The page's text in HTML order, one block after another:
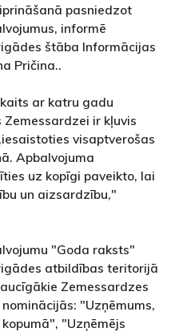
pasniedzot
informē
štāba Informācijas
Pričina..
ar katru gadu
ir kļuvis
visaptverošas
Apbalvojuma
uz kopīgi paveikto, lai
un aizsardzību,"
"Goda raksts"
atbildības teritorijā
Zemessardzes
"Uzņēmums,
"Uzņēmējs